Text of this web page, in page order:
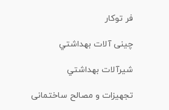
فر توکار
چینی آلات بهداشتي
شیرآلات بهداشتي
تجهیزات و مصالح ساختمانی